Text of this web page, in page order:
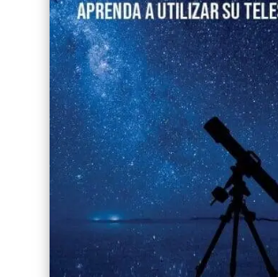
AVISO LEGAL
Black Friday 2025
Categorías
CONDICIONES DE COMPRA